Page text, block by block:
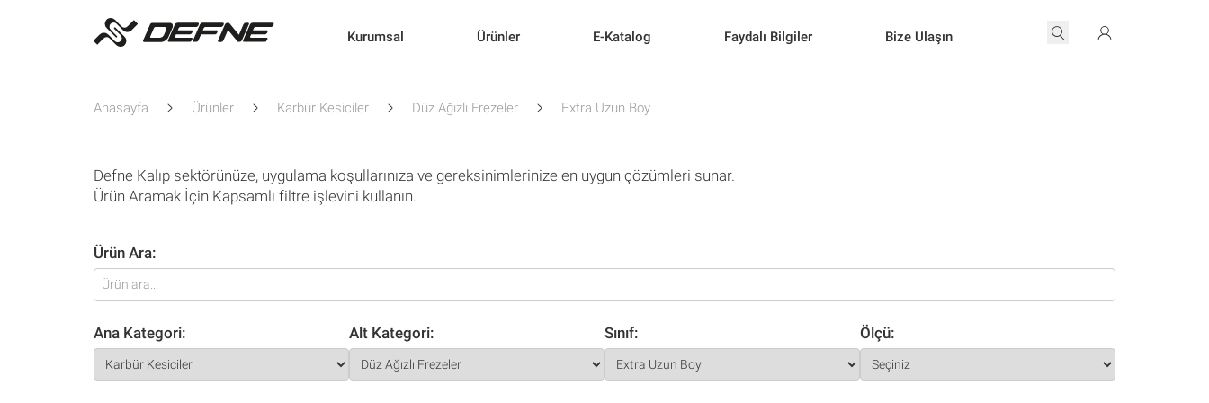
Kurumsal Ürünler E-Katalog Faydalı Bilgiler Bize Ulaşın
Anasayfa Ürünler Karbür Kesiciler Düz Ağızlı Frezeler Extra Uzun Boy
Defne Kalıp sektörünüze, uygulama koşullarınıza ve gereksinimlerinize en uygun çözümleri sunar.
Ürün Aramak İçin Kapsamlı filtre işlevini kullanın.
Ürün Ara:
Ana Kategori: Alt Kategori: Sınıf: Ölçü: